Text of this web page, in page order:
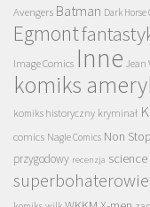
Avengers Batman Dark Horse
Egmont
Image Comics Inne Jean
komiks
komiks historyczny kryminał
comics Nagle Comics Non
przygodowy recenzja
superbohaterowie